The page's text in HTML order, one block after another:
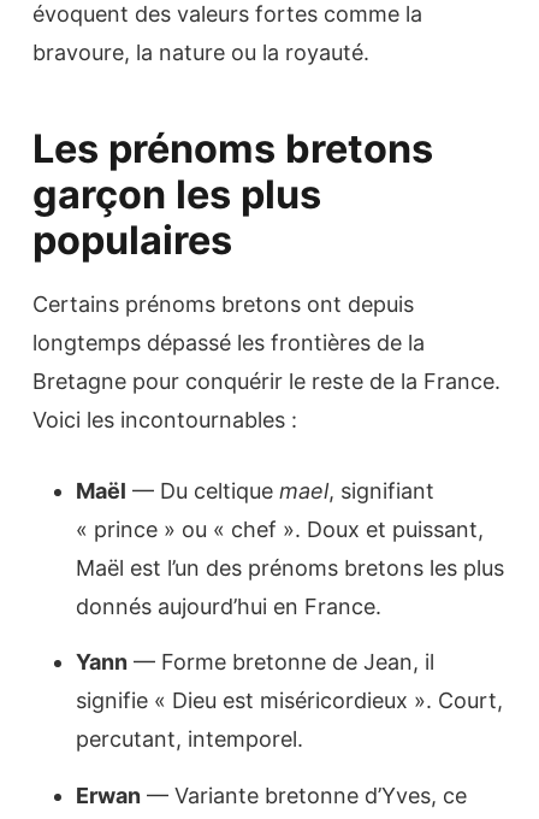
évoquent des valeurs fortes comme la
bravoure, la nature ou la royauté.
Les prénoms bretons
garçon les plus
populaires
Certains prénoms bretons ont depuis
longtemps dépassé les frontières de la
Bretagne pour conquérir le reste de la France.
Voici les incontournables :
Maël — Du celtique mael, signifiant
« prince » ou « chef ». Doux et puissant,
Maël est l’un des prénoms bretons les plus
donnés aujourd’hui en France.
Yann — Forme bretonne de Jean, il
signifie « Dieu est miséricordieux ». Court,
percutant, intemporel.
Erwan — Variante bretonne d’Yves, ce